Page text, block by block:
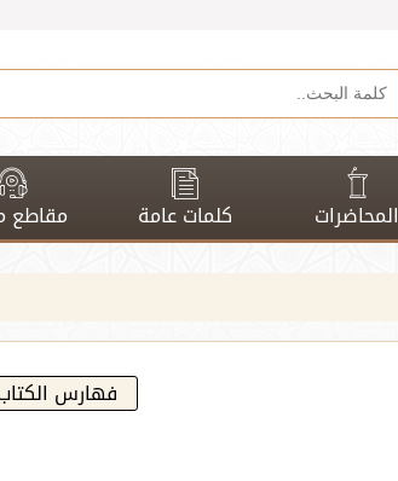
المحاضرات كلمات عامة مقاطع
فهارس